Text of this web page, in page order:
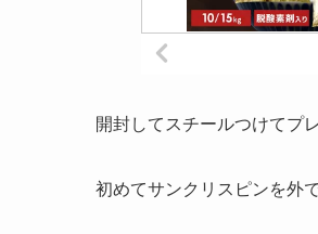
開封してスチールつけてプ
初めてサンクリスピンを外